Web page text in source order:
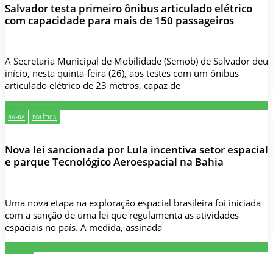
Salvador testa primeiro ônibus articulado elétrico
com capacidade para mais de 150 passageiros
A Secretaria Municipal de Mobilidade (Semob) de Salvador deu
início, nesta quinta-feira (26), aos testes com um ônibus
articulado elétrico de 23 metros, capaz de
BAHIA POLÍTICA
Nova lei sancionada por Lula incentiva setor espacial
e parque Tecnológico Aeroespacial na Bahia
Uma nova etapa na exploração espacial brasileira foi iniciada
com a sanção de uma lei que regulamenta as atividades
espaciais no país. A medida, assinada